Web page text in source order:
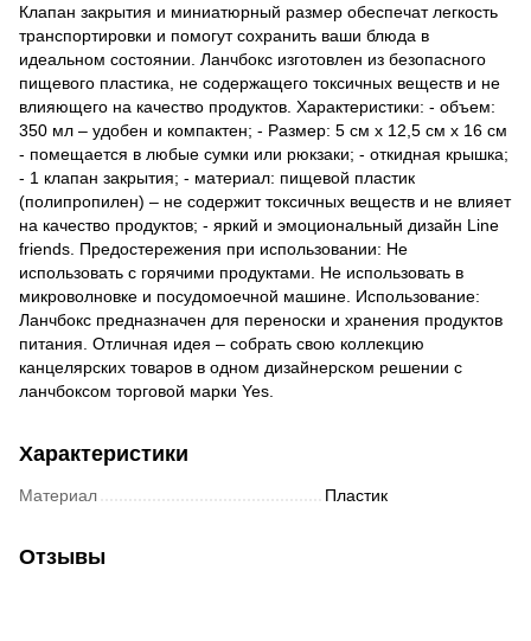
Клапан закрытия и миниатюрный размер обеспечат легкость
транспортировки и помогут сохранить ваши блюда в
идеальном состоянии. Ланчбокс изготовлен из безопасного
пищевого пластика, не содержащего токсичных веществ и не
влияющего на качество продуктов. Характеристики: - объем:
350 мл – удобен и компактен; - Размер: 5 см х 12,5 см х 16 см
- помещается в любые сумки или рюкзаки; - откидная крышка;
- 1 клапан закрытия; - материал: пищевой пластик
(полипропилен) – не содержит токсичных веществ и не влияет
на качество продуктов; - яркий и эмоциональный дизайн Line
friends. Предостережения при использовании: Не
использовать с горячими продуктами. Не использовать в
микроволновке и посудомоечной машине. Использование:
Ланчбокс предназначен для переноски и хранения продуктов
питания. Отличная идея – собрать свою коллекцию
канцелярских товаров в одном дизайнерском решении с
ланчбоксом торговой марки Yes.
Характеристики
Материал Пластик
Отзывы